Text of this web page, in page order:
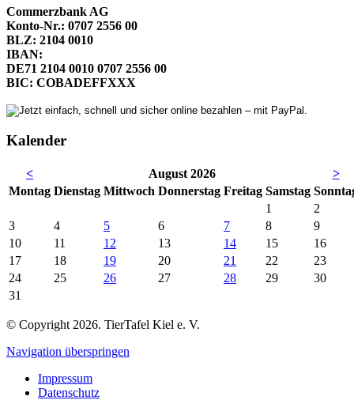
Commerzbank AG
Konto-Nr.: 0707 2556 00
BLZ: 2104 0010
IBAN:
DE71 2104 0010 0707 2556 00
BIC: COBADEFFXXX
Kalender
< August 2026
>
Montag Dienstag Mittwoch Donnerstag Freitag Samstag So
1
2
3
4 5 6 7 8
9
10
11 12 13 14 15
16
17
18 19 20 21 22
23
24
25 26 27 28 29
30
31
© Copyright 2026. TierTafel Kiel e. V.
Navigation überspringen
Impressum
Datenschutz